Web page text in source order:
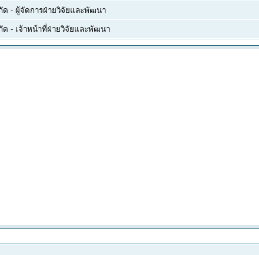
ด - ผู้จัดการฝ่ายวิจัยและพัฒนา
ด - เจ้าหน้าที่ฝ่ายวิจัยและพัฒนา